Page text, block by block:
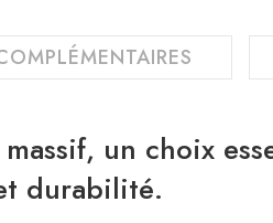
un choix
durabilité.